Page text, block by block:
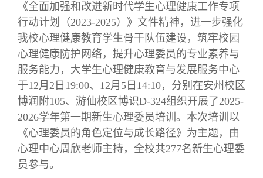
《全面加强和改进新时代学生心理健康工作专项
行动计划（2023-2025）》文件精神，进一步强化
我校心理健康教育学生骨干队伍建设，筑牢校园
心理健康防护网络，提升心理委员的专业素养与
服务能力，大学生心理健康教育与发展服务中心
于12月2日19:00、12月5日14:10，分别在安州校区
博润附105、游仙校区博识D-324组织开展了2025-
2026学年第一期新生心理委员培训。本次培训以
《心理委员的角色定位与成长路径》为主题，由
心理中心周欣老师主持，全校共277名新生心理委
员参与。